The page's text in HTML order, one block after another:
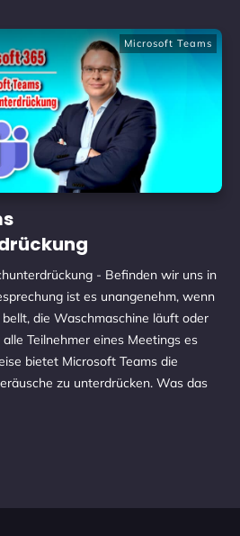
Microsoft Teams
- Befinden wir uns in
ist es unangenehm, wenn
die Waschmaschine läuft oder
Teilnehmer eines Meetings es
bietet Microsoft Teams die
zu unterdrücken. Was das